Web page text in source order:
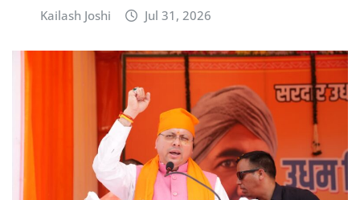
Kailash Joshi Jul 31, 2026